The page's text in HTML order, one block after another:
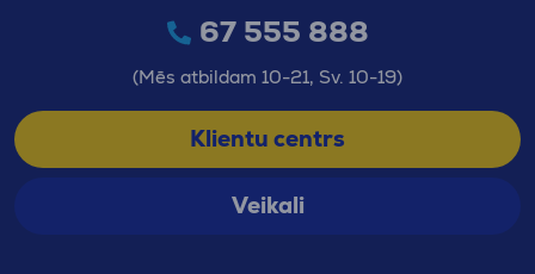
67 555 888
(Mēs atbildam 10-21, Sv. 10-19)
Klientu centrs
Veikali